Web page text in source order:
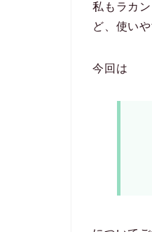
私もラカ
ど、使い
今回は